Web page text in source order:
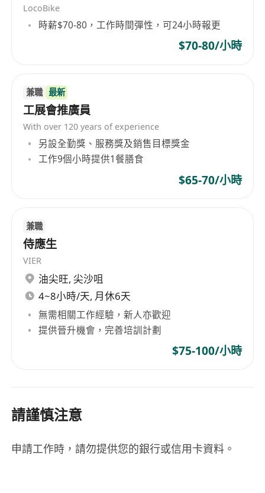
LocoBike
時薪$70-80，工作時間彈性，可24小時報更
$70-80/小時
兼職 最新
工展會推廣員
With over 120 years of experience
另設全勤獎、服務獎及銷售目標獎金
工作9個小時提供1餐膳食
$65-70/小時
兼職
侍應生
VIER
油尖旺, 尖沙咀
4~8小時/天, 月休6天
無需相關工作經驗，新人亦歡迎
提供晉升機會，完善培訓計劃
$75-100/小時
請謹慎注意
申請工作時，請勿提供您的銀行或信用卡資料。